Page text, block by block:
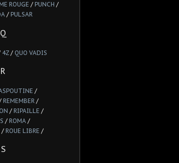
ROUGE / PUNCH /
/ PULSAR
Q
4Z/ QUO VADIS
R
/
REMEMBER/
/ RIPAILLE /
/ ROMA /
/ ROUE LIBRE /
S